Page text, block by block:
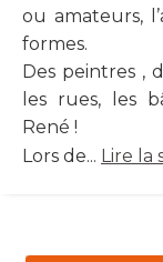
ou amateurs,
formes.
Des peintres ,
les rues, les
René !
Lors de... Lire la